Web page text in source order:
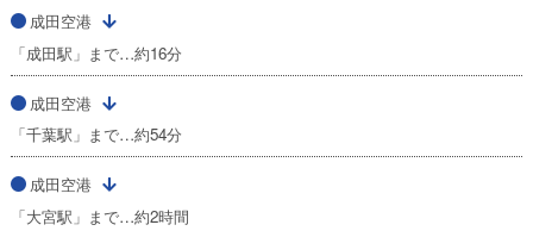
成田空港
「成田駅」まで…約16分
成田空港
「千葉駅」まで…約54分
成田空港
「大宮駅」まで…約2時間